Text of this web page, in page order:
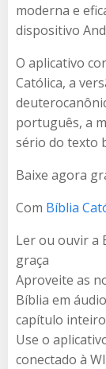
moderna e
dispositivo
O aplicativo
Católica, a
português, a
sério do texto
Baixe agora
Com Bíblia
Ler ou ouvir a
graça
Aproveite as
Bíblia em
capítulo inteiro
Use o
conectado à